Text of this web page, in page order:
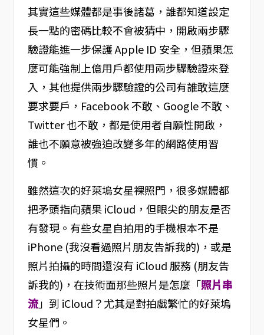
其實這些媒體都是事後諸葛，誰都知道設定
長一點的密碼比較不會被猜中，開啟兩步驟
驗證能進一步保護 Apple ID 安全，但蘋果怎
麼可能強制上億用戶都使用兩步驟驗證來登
入，其他提供兩步驟驗證的公司有誰敢這麼
要求要戶，Facebook 不敢、Google 不敢、
Twitter 也不敢，都是使用者自願性開啟，
誰也不願意被強迫改變多年的網路使用習
慣。
雖然這次的好萊塢女星裸照門，很多媒體都
把矛頭指向蘋果 iCloud，但眼尖的朋友是否
有發現。有些女星自拍用的手機根本不是
iPhone (我沒看過照片朋友告訴我的)，或是
照片拍攝的時間還沒有 iCloud 服務 (朋友告
訴我的)，在技術面那些照片是怎麼「照片串
流」到 iCloud？尤其是對拍戲繁忙的好萊塢
女星們。